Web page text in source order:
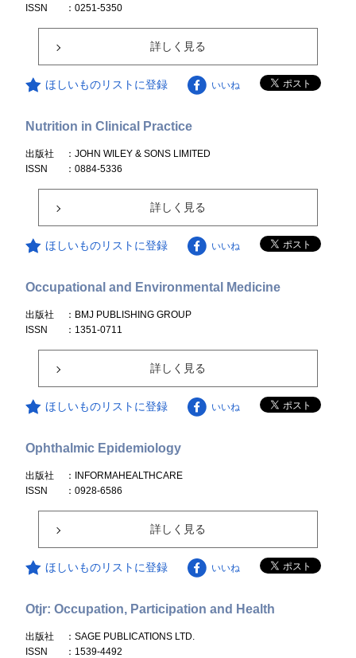
ISSN
：0251-5350
詳しく見る
ほしいものリストに登録 いいね
Nutrition in Clinical Practice
出版社
：JOHN WILEY & SONS LIMITED
ISSN
：0884-5336
詳しく見る
ほしいものリストに登録 いいね
Occupational and Environmental Medicine
出版社
：BMJ PUBLISHING GROUP
ISSN
：1351-0711
詳しく見る
ほしいものリストに登録 いいね
Ophthalmic Epidemiology
出版社
：INFORMAHEALTHCARE
ISSN
：0928-6586
詳しく見る
ほしいものリストに登録 いいね
Otjr: Occupation, Participation and Health
出版社
：SAGE PUBLICATIONS LTD.
ISSN
：1539-4492